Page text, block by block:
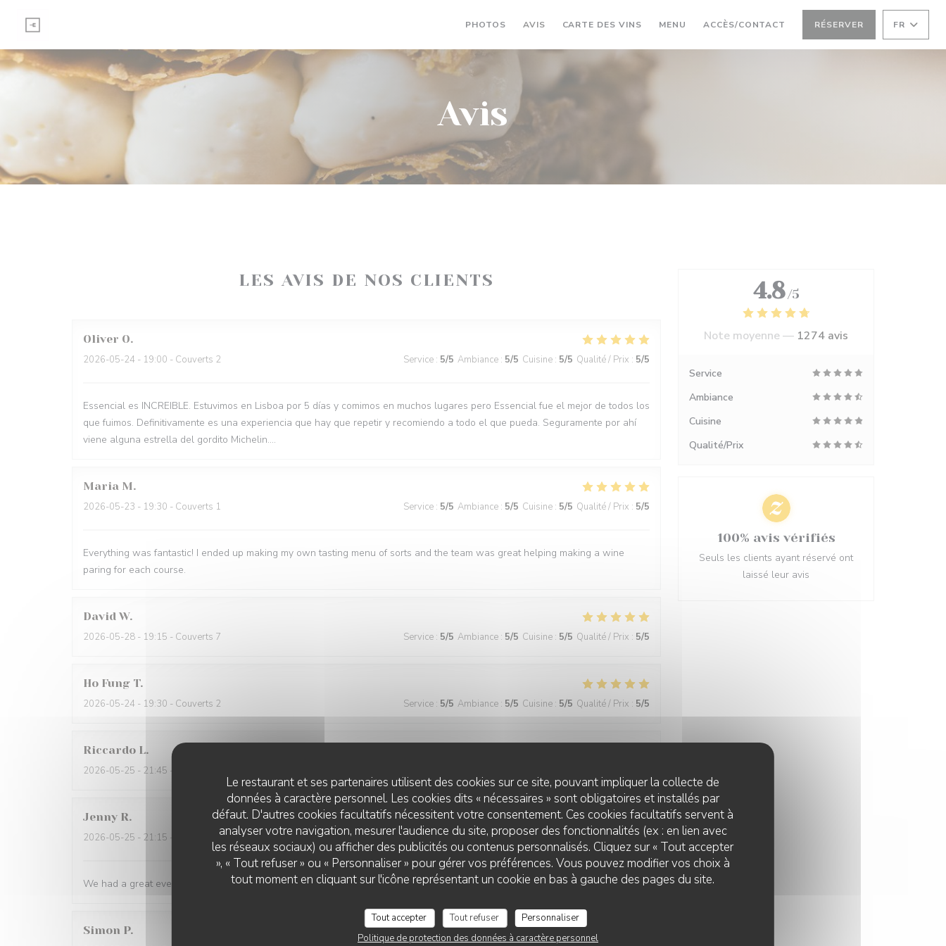
Le restaurant et ses partenaires utilisent des cookies sur ce site, pouvant impliquer la collecte de
données à caractère personnel. Les cookies dits « nécessaires » sont obligatoires et installés par
défaut. D'autres cookies facultatifs nécessitent votre consentement. Ces cookies facultatifs servent à
analyser votre navigation, mesurer l'audience du site, proposer des fonctionnalités (ex : en lien avec
les réseaux sociaux) ou afficher des publicités ou contenus personnalisés. Cliquez sur « Tout accepter
», « Tout refuser » ou « Personnaliser » pour gérer vos préférences. Vous pouvez modifier vos choix à
tout moment en cliquant sur l'icône représentant un cookie en bas à gauche des pages du site.
Tout accepter Tout refuser
Personnaliser
Politique de protection des données à caractère personnel
PHOTOS AVIS CARTE DES VINS((OUVRE UNE NOUVELLE FENÊTRE))
MENU ((OUVRE UNE NOUVELLE FENÊTRE))
ACCÈS/CONTACT RÉSERVER FR
Avis
LES AVIS DE NOS CLIENTS
Oliver O
2026-05-24 - 19:00 - Couverts 2 Service : 5/5 Ambiance : 5/5 Cuisine : 5/5 Qualité / Prix : 5/5
Essencial es INCREIBLE. Estuvimos en Lisboa por 5 días y comimos en muchos lugares pero Essencial fue el mejor de todos los
que fuimos. Definitivamente es una experiencia que hay que repetir y recomiendo a todo el que pueda. Seguramente por ahí
viene alguna estrella del gordito Michelin....
Maria M
2026-05-23 - 19:30 - Couverts 1 Service : 5/5 Ambiance : 5/5 Cuisine : 5/5 Qualité / Prix : 5/5
Everything was fantastic! I ended up making my own tasting menu of sorts and the team was great helping making a wine
paring for each course.
David W
2026-05-28 - 19:15 - Couverts 7 Service : 5/5 Ambiance : 5/5 Cuisine : 5/5 Qualité / Prix : 5/5
Ho Fung T
2026-05-24 - 19:30 - Couverts 2 Service : 5/5 Ambiance : 5/5 Cuisine : 5/5 Qualité / Prix : 5/5
Riccardo L
2026-05-25 - 21:45 - Couverts 2
Jenny R
2026-05-25 - 21:15 - Couverts 2 Service : 5/5 Ambiance: 5/5 Cuisine:5 /5 Qualité / Prix:5 /5
We had a great evening at Essencial. The staff was wonderful and the food was excellent!
Simon P
4.8 /5
Note moyenne — 1274 avis
Service
Ambiance
Cuisine
Qualité/Prix
100% avis vérifiés
Seuls les clients ayant réservé ont
laissé leur avis